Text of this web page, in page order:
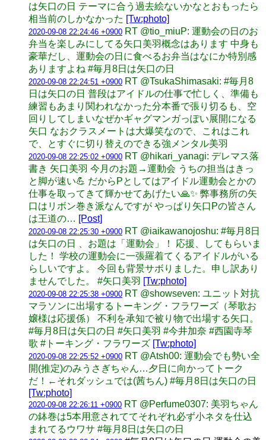
は矢口の日 テーマに合う過去絵ないかなとおもったら
相当前のしかなかった [Tw:photo]
2020-09-08 22:24:46 +0900 RT @tio_miuP: 運動会の日のお
弁当を楽しみにしてる矢口美羽概念はあります 中身も
豪華だし、運動会の日に食べるお弁当はなにか特別感
ありますよね #毎月8日は矢口の日
2020-09-08 22:24:51 +0900 RT @TsukaShimasaki: #毎月8
日は矢口の日 普段はアイドルの仕事で忙しく、準備も
練習もあまり関われなかった分本番で張り切るも、空
回りしてしまいなぜかギャグマンガっぽい展開になる
矢口 なおクラスメートは大爆笑なので、これはこれ
で、とすぐに切り替えのできる強メンタル美羽
2020-09-08 22:25:02 +0900 RT @hikari_yanagi: デレマス落
書き 矢口美羽 今月のお題→運動会 うちの担当はきっ
と脚が速い💪 だからPとしてはアイドル運動会とかの
仕事を取ってきて輝かせてあげたい🙏✨ 弊事務所の矢
口はリボン巻き派なんですが やっぱり矢口Pの皆さん
は王道の… [Post]
2020-09-08 22:25:30 +0900 RT @iaikawanojoshu: #毎月8日
は矢口の日 、お題は「運動会」！ 応援、してもらいま
した！ 学校の運動会に一張羅着てくるアイドルがいる
らしいですよ。 今回も背景サボりました。申し訳あり
ませんでした。 #矢口美羽 [Tw:photo]
2020-09-08 22:25:38 +0900 RT @showseven: ユニット対抗
マラソンに出場するトーキング・フラワーズ（琴歌お
嬢様は応援係） 不利を承知で被り物で出場する矢口。
#毎月8日は矢口の日 #矢口美羽 #今井加奈 #西園寺琴
歌 #トーキング・フラワーズ [Tw:photo]
2020-09-08 22:25:52 +0900 RT @Atsh00: 運動会でも勢い全
開(推定)のみうさぎちゃん…夕日に向かってトーク
だ！←それダッシュでは(茜ちん) #毎月8日は矢口の日
[Tw:photo]
2020-09-08 22:26:11 +0900 RT @Perfume0307: 美羽ちゃん
の鉢巻は5本用意されててそれぞれ必ず小ネタを仕込
まれてるウワサ #毎月8日は矢口の日